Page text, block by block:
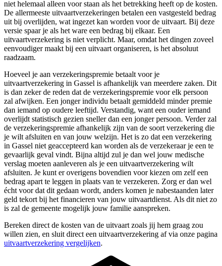
niet helemaal alleen voor staan als het betrekking heeft op de kosten.
De allermeeste uitvaartverzekeringen betalen een vastgesteld bedrag
uit bij overlijden, wat ingezet kan worden voor de uitvaart. Bij deze
versie spaar je als het ware een bedrag bij elkaar. Een
uitvaartverzekering is niet verplicht. Maar, omdat het dingen zoveel
eenvoudiger maakt bij een uitvaart organiseren, is het absoluut
raadzaam.
Hoeveel je aan verzekeringspremie betaalt voor je
uitvaartverzekering in Gassel is afhankelijk van meerdere zaken. Dit
is dan zeker de reden dat de verzekeringspremie voor elk persoon
zal afwijken. Een jonger individu betaalt gemiddeld minder premie
dan iemand op oudere leeftijd. Verstandig, want een ouder iemand
overlijdt statistisch gezien sneller dan een jonger persoon. Verder zal
de verzekeringspremie afhankelijk zijn van de soort verzekering die
je wilt afsluiten en van jouw welzijn. Het is zo dat een verzekering
in Gassel niet geaccepteerd kan worden als de verzekeraar je een te
gevaarlijk geval vindt. Bijna altijd zul je dan wel jouw medische
verslag moeten aanleveren als je een uitvaartverzekering wilt
afsluiten. Je kunt er overigens bovendien voor kiezen om zelf een
bedrag apart te leggen in plaats van te verzekeren. Zorg er dan wel
écht voor dat dit gedaan wordt, anders komen je nabestaanden later
geld tekort bij het financieren van jouw uitvaartdienst. Als dit niet zo
is zal de gemeente mogelijk jouw familie aanspreken.
Bereken direct de kosten van de uitvaart zoals jij hem graag zou
willen zien, en sluit direct een uitvaartverzekering af via onze pagina
uitvaartverzekering vergelijken.